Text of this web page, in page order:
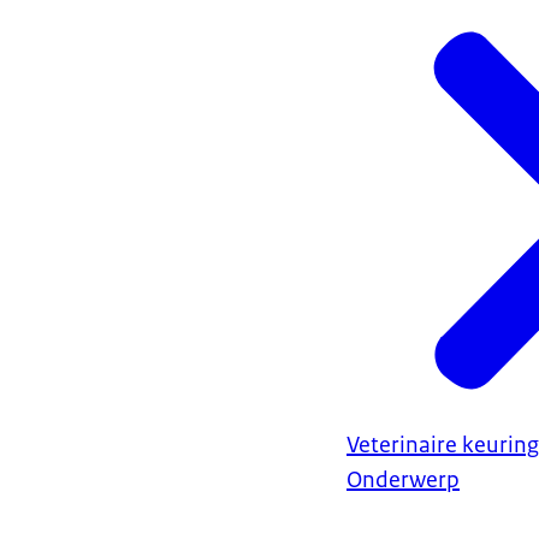
Veterinaire
Onderwerp